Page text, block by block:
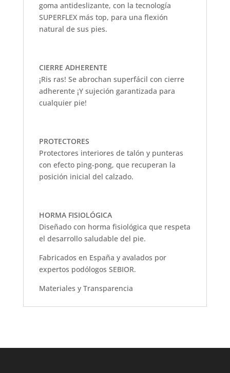
goma antideslizante, con la tecnología
SUPERFLEX más top, para una flexión
natural de sus pies.
CIERRE ADHERENTE
¡Ris ras! Se abrochan superfácil con cierre
adherente ¡Y sujeción garantizada para
cualquier pie!
PROTECTORES
Protectores interiores de talón y punteras
con efecto ping-pong, que recuperan la
posición inicial del calzado.
HORMA FISIOLÓGICA
Diseñado con horma fisiológica que respeta
el desarrollo saludable del pie.
Fabricados en España y avalados por
expertos podólogos SEBIOR.
Materiales y Transparencia